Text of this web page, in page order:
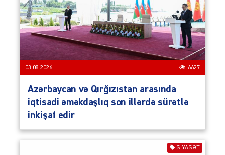
03.08.2026 6627
Azərbaycan və Qırğızıstan arasında
iqtisadi əməkdaşlıq son illərdə sürətlə
inkişaf edir
SIYASƏT